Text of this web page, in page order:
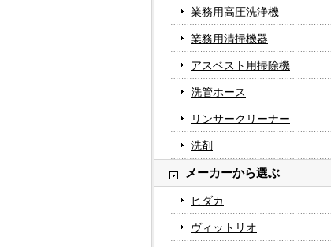
業務用高圧洗浄機
業務用清掃機器
アスベスト用掃除機
洗管ホース
リンサークリーナー
洗剤
メーカーから選ぶ
ヒダカ
ヴィットリオ